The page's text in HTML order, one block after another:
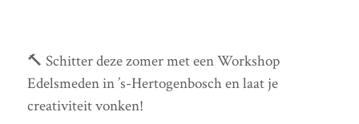
🔨 Schitter deze zomer met een Workshop
Edelsmeden in ’s-Hertogenbosch en laat je
creativiteit vonken!